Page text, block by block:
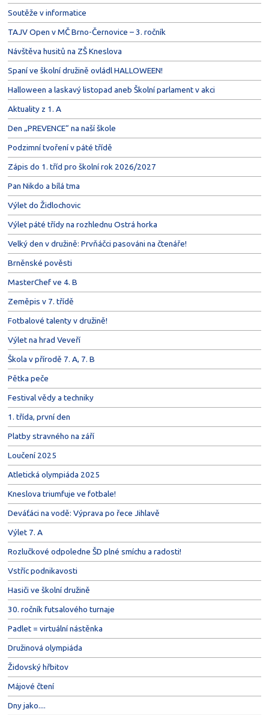
Soutěže v informatice
TAJV Open v MČ Brno-Černovice – 3. ročník
Návštěva husitů na ZŠ Kneslova
Spaní ve školní družině ovládl HALLOWEEN!
Halloween a laskavý listopad aneb Školní parlament v akci
Aktuality z 1. A
Den „PREVENCE“ na naší škole
Podzimní tvoření v páté třídě
Zápis do 1. tříd pro školní rok 2026/2027
Pan Nikdo a bílá tma
Výlet do Židlochovic
Výlet páté třídy na rozhlednu Ostrá horka
Velký den v družině: Prvňáčci pasováni na čtenáře!
Brněnské pověsti
MasterChef ve 4. B
Zeměpis v 7. třídě
Fotbalové talenty v družině!
Výlet na hrad Veveří
Škola v přírodě 7. A, 7. B
Pětka peče
Festival vědy a techniky
1. třída, první den
Platby stravného na září
Loučení 2025
Atletická olympiáda 2025
Kneslova triumfuje ve fotbale!
Deváťáci na vodě: Výprava po řece Jihlavě
Výlet 7. A
Rozlučkové odpoledne ŠD plné smíchu a radosti!
Vstříc podnikavosti
Hasiči ve školní družině
30. ročník futsalového turnaje
Padlet = virtuální nástěnka
Družinová olympiáda
Židovský hřbitov
Májové čtení
Dny jako....